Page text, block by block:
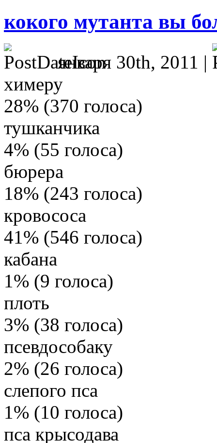
кокого мутанта вы
января 30th, 2011 |
химеру
28% (370 голоса)
тушканчика
4% (55 голоса)
бюрера
18% (243 голоса)
кровососа
41% (546 голоса)
кабана
1% (9 голоса)
плоть
3% (38 голоса)
псевдособаку
2% (26 голоса)
слепого пса
1% (10 голоса)
пса крысодава